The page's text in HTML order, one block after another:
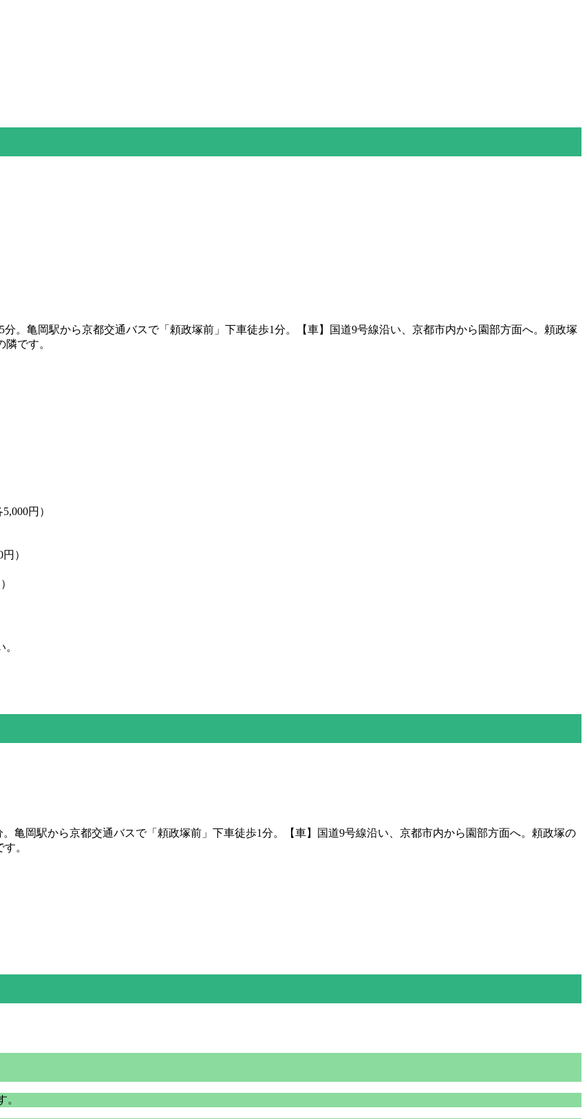
分。亀岡駅から京都交通バスで「頼政塚前」下車徒歩1分。【車】国道9号線沿い、京都市内から園部方面へ。頼政塚
です。
円）
）
。亀岡駅から京都交通バスで「頼政塚前」下車徒歩1分。【車】国道9号線沿い、京都市内から園部方面へ。頼政塚の
。
。